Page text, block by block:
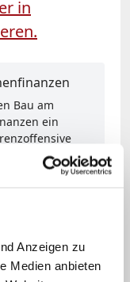
Anzeigen zu
Medien anbieten
in
Bau am
ein
Lesen Sie
Debatte.
seiner
zudem